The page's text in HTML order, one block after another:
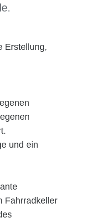
Erstellung,
und ein
Fahrradkeller